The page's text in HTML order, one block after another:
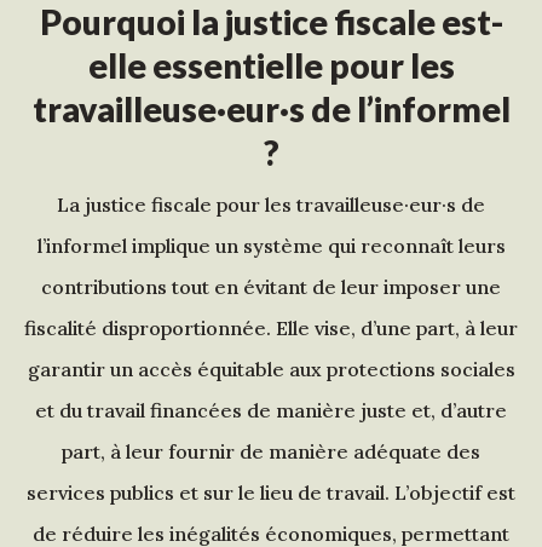
Pourquoi la justice fiscale est-
elle essentielle pour les
travailleuse·eur·s de l’informel
?
La justice fiscale pour les travailleuse·eur·s de
l’informel implique un système qui reconnaît leurs
contributions tout en évitant de leur imposer une
fiscalité disproportionnée. Elle vise, d’une part, à leur
garantir un accès équitable aux protections sociales
et du travail financées de manière juste et, d’autre
part, à leur fournir de manière adéquate des
services publics et sur le lieu de travail. L’objectif est
de réduire les inégalités économiques, permettant